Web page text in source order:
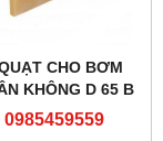
CHO BƠM
KHÔNG D 65 B
0985459559